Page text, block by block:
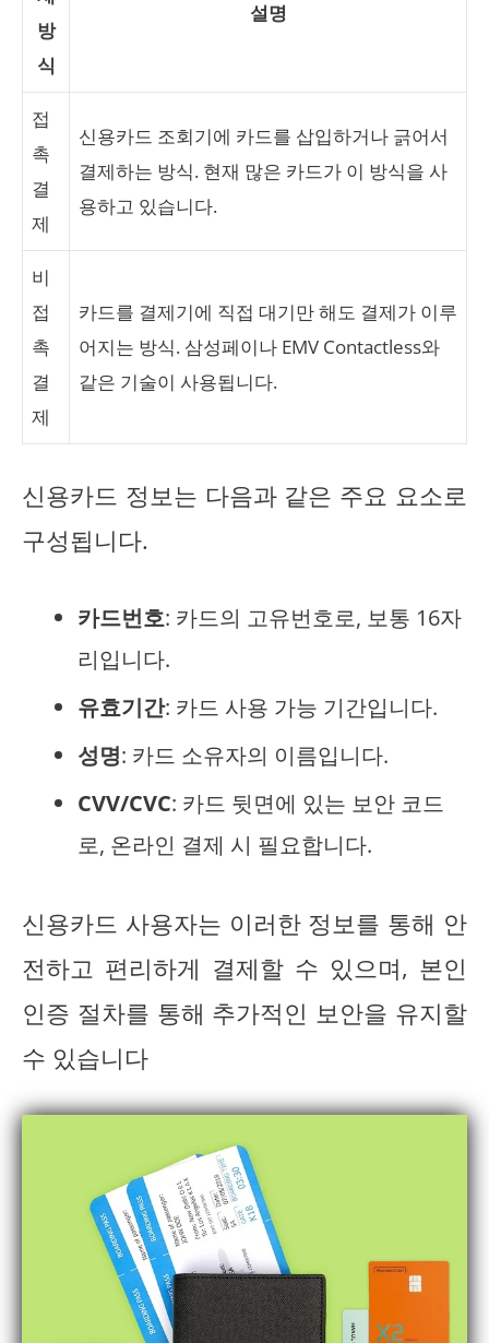
방
식
설명
접
촉
결
제
신용카드 조회기에 카드를 삽입하거나 긁어서
결제하는 방식. 현재 많은 카드가 이 방식을 사
용하고 있습니다.
비
접
촉
결
제
카드를 결제기에 직접 대기만 해도 결제가 이루
어지는 방식. 삼성페이나 EMV Contactless와
같은 기술이 사용됩니다.
신용카드 정보는 다음과 같은 주요 요소로
구성됩니다.
카드번호: 카드의 고유번호로, 보통 16자
리입니다.
유효기간: 카드 사용 가능 기간입니다.
성명: 카드 소유자의 이름입니다.
CVV/CVC: 카드 뒷면에 있는 보안 코드
로, 온라인 결제 시 필요합니다.
신용카드 사용자는 이러한 정보를 통해 안
전하고 편리하게 결제할 수 있으며, 본인
인증 절차를 통해 추가적인 보안을 유지할
수 있습니다